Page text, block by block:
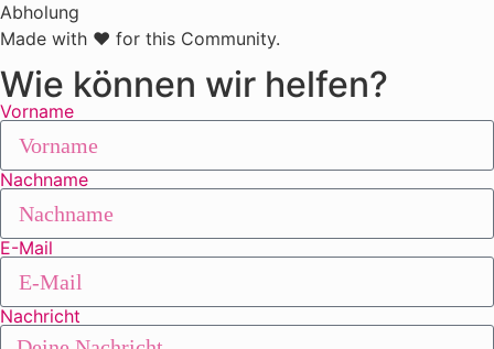
Abholung
Made with ❤ for this Community.
Wie können wir helfen?
Vorname
Nachname
E-Mail
Nachricht